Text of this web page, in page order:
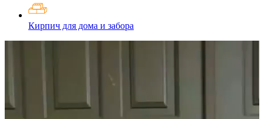
Кирпич для дома и забора